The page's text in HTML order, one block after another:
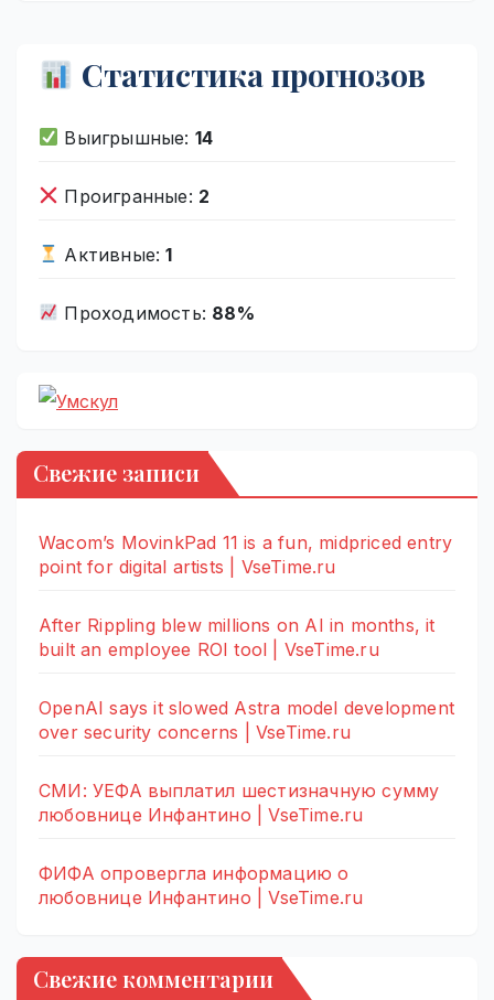
Статистика прогнозов
Выигрышные: 14
Проигранные: 2
Активные:1
Проходимость: 88%
Свежие записи
Wacom’s MovinkPad 11 is a fun, midpriced entry
point for digital artists | VseTime.ru
After Rippling blew millions on AI in months, it
built an employee ROI tool | VseTime.ru
OpenAI says it slowed Astra model development
over security concerns | VseTime.ru
СМИ: УЕФА выплатил шестизначную сумму
любовнице Инфантино | VseTime.ru
ФИФА опровергла информацию о
любовнице Инфантино | VseTime.ru
Свежие комментарии